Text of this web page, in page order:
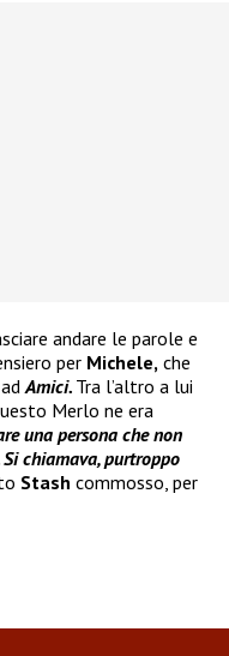
andare le parole e
per Michele, che
Amici. Tra l’altro a lui
Merlo ne era
una persona che non
chiamava, purtroppo
Stash commosso, per